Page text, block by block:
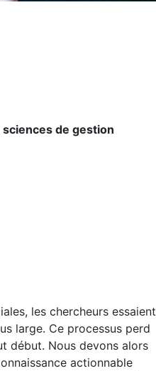
de gestion
les chercheurs essaient
large. Ce processus perd
début. Nous devons alors
actionnable